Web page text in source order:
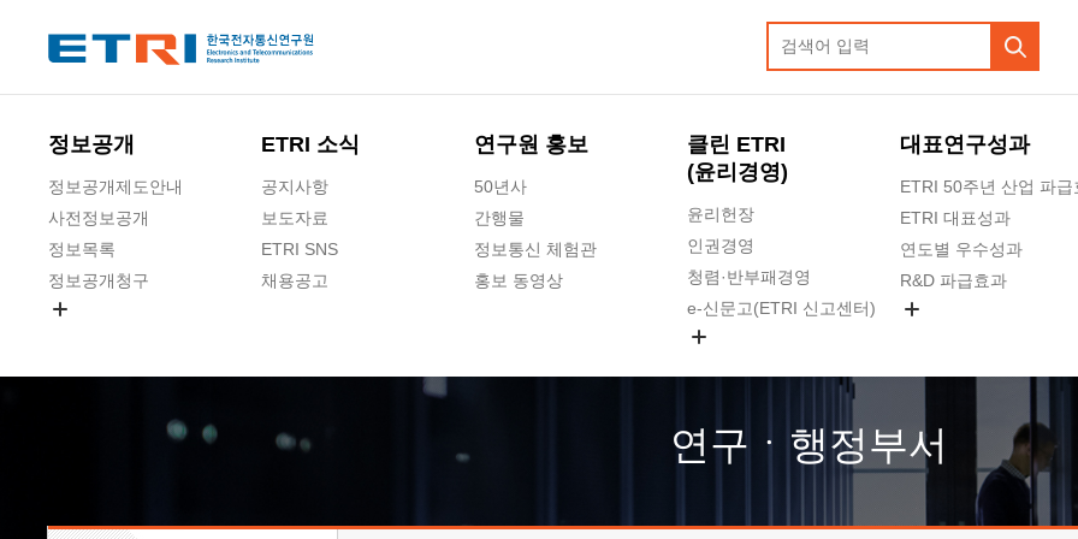
정보공개
정보공개제도안내
사전정보공개
정보목록
정보공개청구
ETRI 소식
공지사항
보도자료
ETRI SNS
채용공고
연구원 홍보
50년사
간행물
정보통신 체험관
홍보 동영상
클린 ETRI
(윤리경영)
윤리헌장
인권경영
청렴·반부패경영
e-신문고(ETRI 신고센터)
고객의소리
수의계약 현황
대표연구성과
ETRI 50주년 산업 파급
ETRI 대표성과
연도별 우수성과
R&D 파급효과
연구ㆍ행정부서